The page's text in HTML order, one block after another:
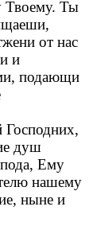
Твоему. Ты
от нас
и
подающи
Господних,
душ
Ему
нашему
ныне и